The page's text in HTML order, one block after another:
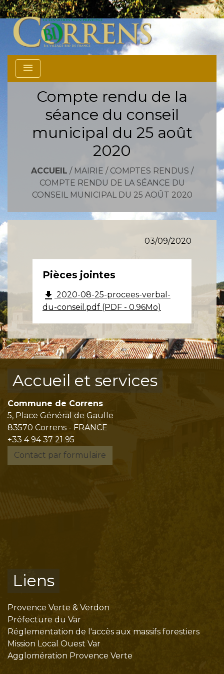
menu
Compte rendu de la
séance du conseil
municipal du 25 août
2020
ACCUEIL / MAIRIE / COMPTES RENDUS /
COMPTE RENDU DE LA SÉANCE DU
CONSEIL MUNICIPAL DU 25 AOÛT 2020
03/09/2020
Pièces jointes
file_download 2020-08-25-procees-verbal-
du-conseil.pdf (PDF - 0.96Mo)
Accueil et services
Commune de Correns
5, Place Général de Gaulle
83570 Correns - FRANCE
+33 4 94 37 21 95
Contact par formulaire
Liens
Provence Verte & Verdon
Préfecture du Var
Réglementation de l'accès aux massifs forestiers
Mission Local Ouest Var
Agglomération Provence Verte